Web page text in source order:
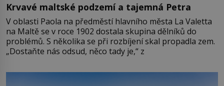
Krvavé maltské podzemí a tajemná Petra
V oblasti Paola na předměstí hlavního města La Valetta
na Maltě se v roce 1902 dostala skupina dělníků do
problémů. S několika se při rozbíjení skal propadla zem.
„Dostaňte nás odsud, něco tady je,“ z